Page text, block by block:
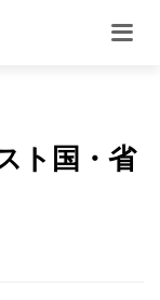
ト国・省